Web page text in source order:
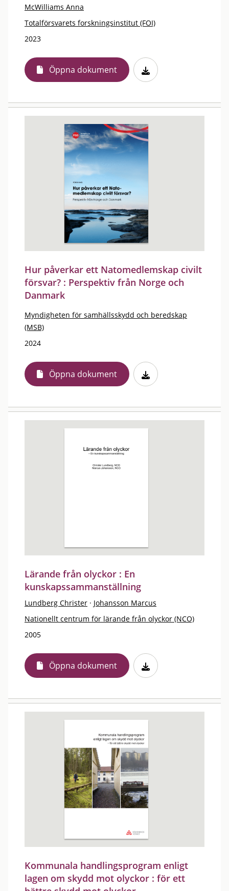
McWilliams Anna
Totalförsvarets forskningsinstitut (FOI)
2023
Öppna dokument
Hur påverkar ett Natomedlemskap civilt
försvar? : Perspektiv från Norge och
Danmark
Myndigheten för samhällsskydd och beredskap
(MSB)
2024
Öppna dokument
Lärande från olyckor : En
kunskapssammanställning
Lundberg Christer · Johansson Marcus
Nationellt centrum för lärande från olyckor (NCO)
2005
Öppna dokument
Kommunala handlingsprogram enligt
lagen om skydd mot olyckor : för ett